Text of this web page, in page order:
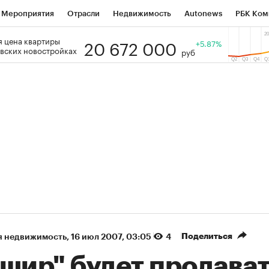
Мероприятия Отрасли Недвижимость Autonews РБК
РБК Образование Тренды
цена квартиры
новостройках
20 672 000 руб
+5.87%
недвижимость⁠, 16 июл 2007, 03:05 4 Поделиться